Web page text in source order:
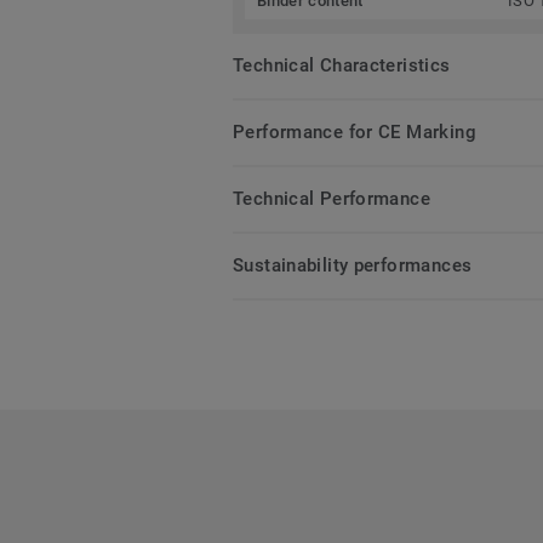
Technical Characteristics
Performance for CE Marking
Technical Performance
Sustainability performances